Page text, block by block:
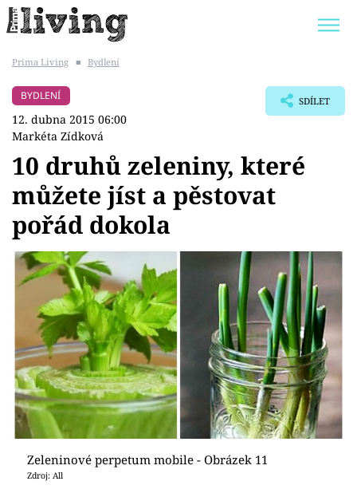
BYDLENÍ SLAVNÝCH
Témata
Bydlení
Zahrada
Design
Sledujte prima+
Přihlášení
Sledujte nás
Prima Living ■ Bydlení
BYDLENÍ
12. dubna 2015 06:00
Markéta Zídková
SDÍLET
10 druhů zeleniny, které
můžete jíst a pěstovat
pořád dokola
Zeleninové perpetum mobile - Obrázek 11
Zdroj: All